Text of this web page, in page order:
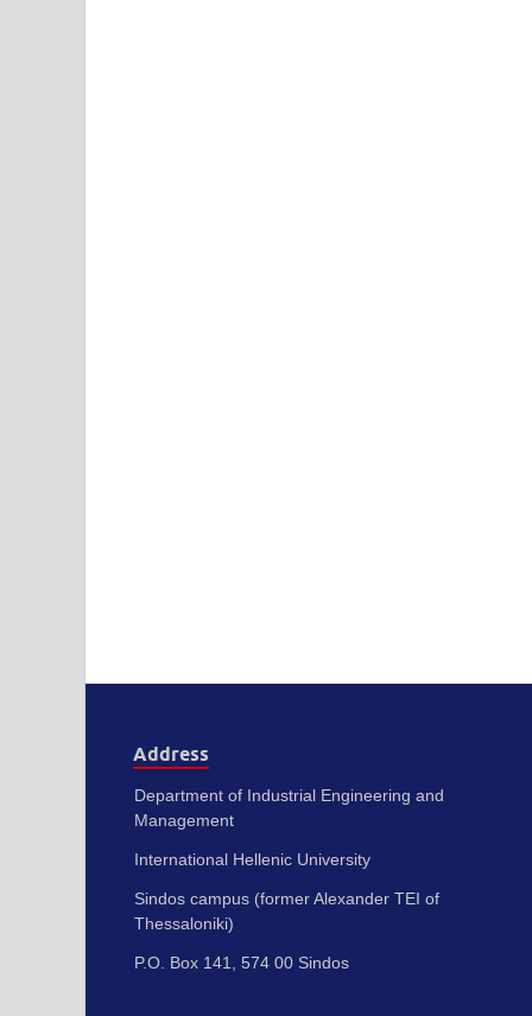
Address
Department of Industrial Engineering and
Management
International Hellenic University
Sindos campus (former Alexander TEI of
Thessaloniki)
P.O. Box 141, 574 00 Sindos